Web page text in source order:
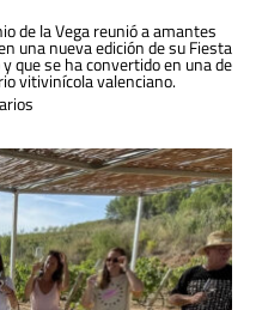
de la Vega reunió a amantes
una nueva edición de su Fiesta
que se ha convertido en una de
vitivinícola valenciano.